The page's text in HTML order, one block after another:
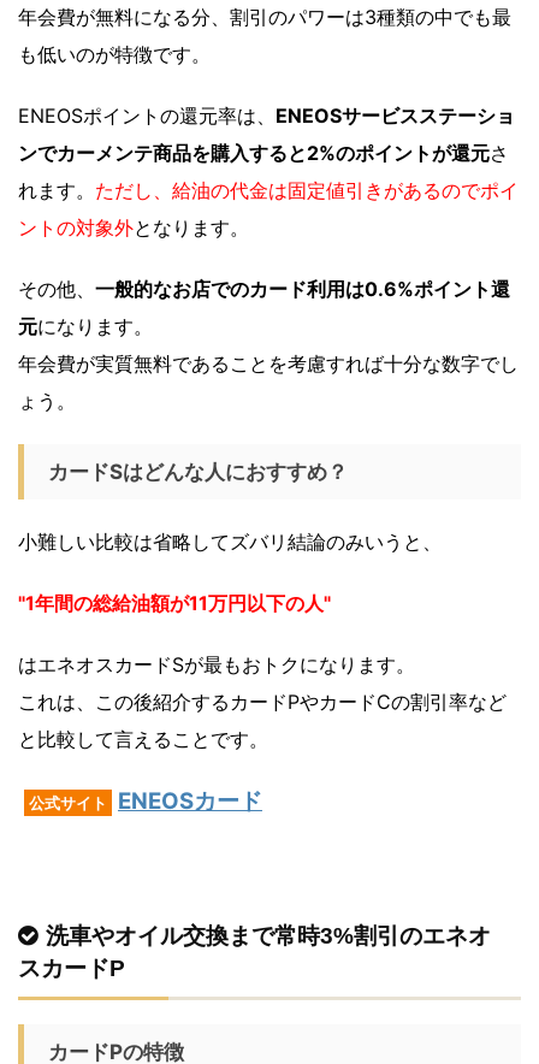
年会費が無料になる分、割引のパワーは3種類の中でも最
も低いのが特徴です。
ENEOSポイントの還元率は、 ENEOSサービスステーショ
ンでカーメンテ商品を購入すると2%のポイントが還元さ
れます。 ただし、給油の代金は固定値引きがあるのでポイ
ントの対象外となります。
その他、 一般的なお店でのカード利用は0.6%ポイント還
元になります。
年会費が実質無料であることを考慮すれば十分な数字でし
ょう。
カードSはどんな人におすすめ？
小難しい比較は省略してズバリ結論のみいうと、
"1年間の総給油額が11万円以下の人"
はエネオスカードSが最もおトクになります。
これは、この後紹介するカードPやカードCの割引率など
と比較して言えることです。
公式サイト ENEOSカード
洗車やオイル交換まで常時3%割引のエネオ
スカードP
カードPの特徴